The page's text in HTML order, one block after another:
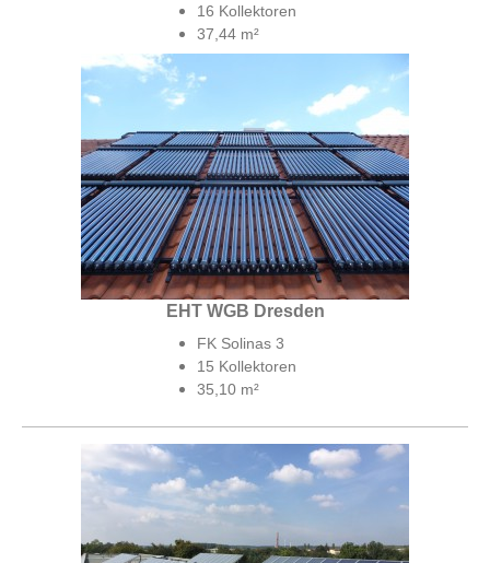
16 Kollektoren
37,44 m²
EHT WGB Dresden
FK Solinas 3
15 Kollektoren
35,10 m²